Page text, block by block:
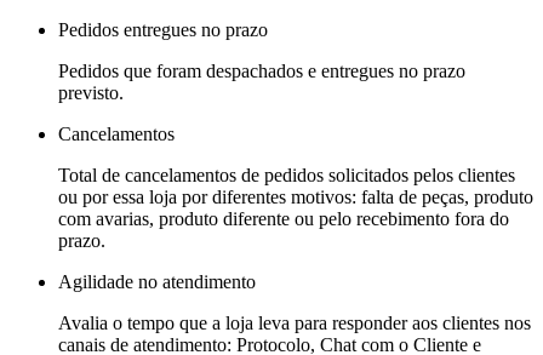
Pedidos entregues no prazo
Pedidos que foram despachados e entregues no prazo
previsto.
Cancelamentos
Total de cancelamentos de pedidos solicitados pelos clientes
ou por essa loja por diferentes motivos: falta de peças, produto
com avarias, produto diferente ou pelo recebimento fora do
prazo.
Agilidade no atendimento
Avalia o tempo que a loja leva para responder aos clientes nos
canais de atendimento: Protocolo, Chat com o Cliente e